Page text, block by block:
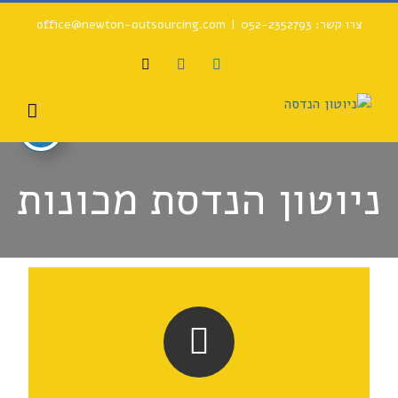
צרו קשר: 052-2352793 |
office@newton-outsourcing.com
ניוטון הנדסת מכונות
נדיבות ורוחב לב כלפי העובדים והלקוחות.
שקיפות מירבית.
הכל כדי שכולנו נהיה מרוצים.